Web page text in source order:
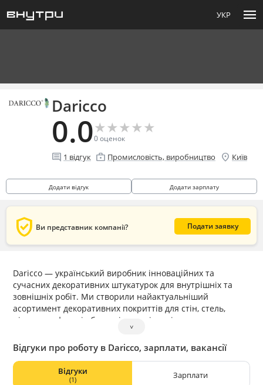
УКР menu
Daricco
0.0★
★★
★★
★★
★★
★
0оценок
comment 1 відгук enterprise Промисловість, виробництво location_on Київ
Додати відгук Додати зарплату
verified_user Ви представник компанії? Подати заявку
Daricco — український виробник інноваційних та
сучасних декоративних штукатурок для внутрішніх та
зовнішніх робіт. Ми створили найактуальніший
асортимент декоративних покриттів для стін, стель,
підлоги та фасадів будинків, що відповідають сучасним
тенденціям моди у світі дизайну.
˅
Відгуки про роботу в Daricco, зарплати, вакансії
Відгуки
(1) Зарплати